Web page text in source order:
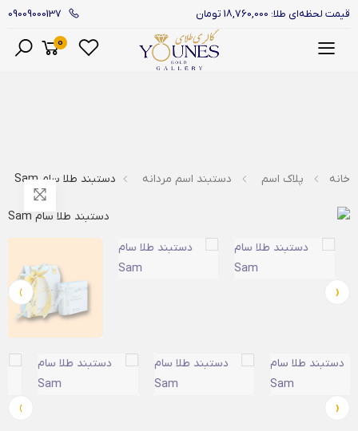
قیمت لحظه‌ای طلا: 18,760,000 تومان 09009000137
0
خانه پلاک اسم دستبند اسم مردانه دستبند طلا سام Sam
‹
›
‹
›